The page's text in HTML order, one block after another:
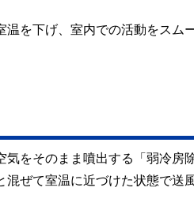
を下げ、室内での活動をスム
気をそのまま噴出する「弱冷房
ぜて室温に近づけた状態で送